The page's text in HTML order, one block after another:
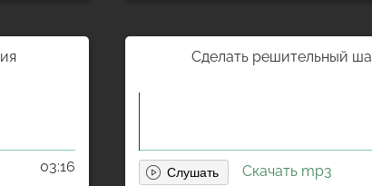
03:16
Сделать решительный
Скачать mp3